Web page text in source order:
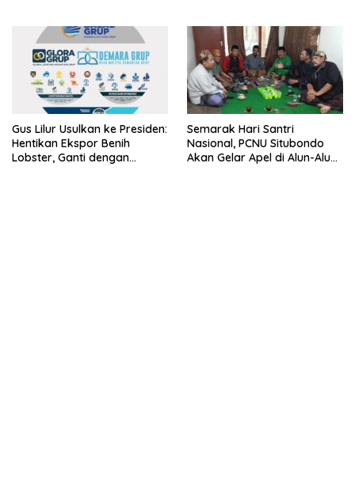
Gus Lilur Usulkan ke Presiden:
Hentikan Ekspor Benih
Lobster, Ganti dengan
Semarak Hari Santri
Nasional, PCNU Situbondo
Akan Gelar Apel di Alun-Alun